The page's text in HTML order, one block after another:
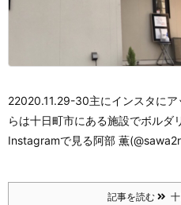
22020.11.29-30主にインスタに
らは十日町市にある施設でボルダ
Instagramで見る阿部 薫
記事を読む